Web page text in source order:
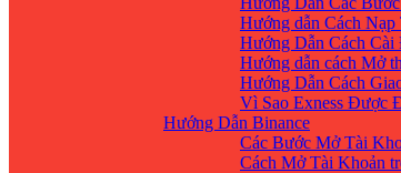
Hướng dẫn Cách Nạp
Hướng Dẫn Cách
Hướng dẫn cách Mở
Hướng Dẫn Cách
Vì Sao Exness Được
Hướng Dẫn Binance
Các Bước Mở Tài
Cách Mở Tài Khoản